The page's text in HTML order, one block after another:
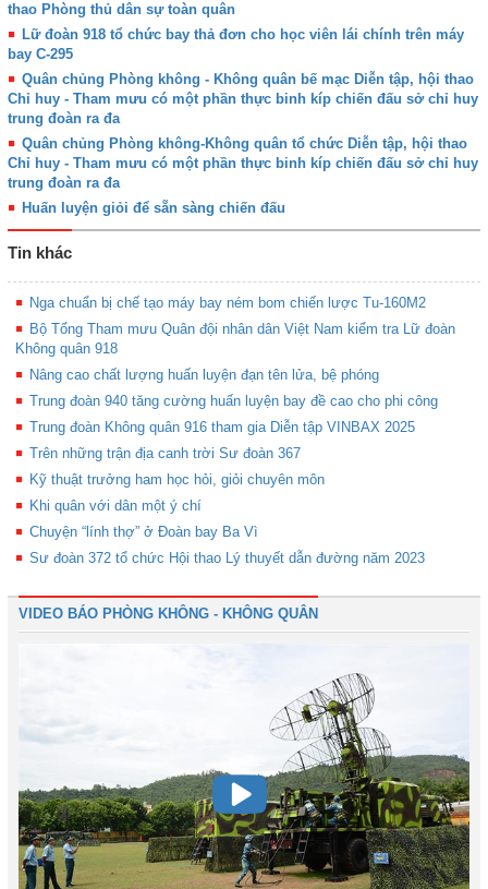
thao Phòng thủ dân sự toàn quân
Lữ đoàn 918 tổ chức bay thả đơn cho học viên lái chính trên máy
bay C-295
Quân chủng Phòng không - Không quân bế mạc Diễn tập, hội thao
Chỉ huy - Tham mưu có một phần thực binh kíp chiến đấu sở chỉ huy
trung đoàn ra đa
Quân chủng Phòng không-Không quân tổ chức Diễn tập, hội thao
Chỉ huy - Tham mưu có một phần thực binh kíp chiến đấu sở chỉ huy
trung đoàn ra đa
Huấn luyện giỏi để sẵn sàng chiến đấu
Tin khác
Nga chuẩn bị chế tạo máy bay ném bom chiến lược Tu-160M2
Bộ Tổng Tham mưu Quân đội nhân dân Việt Nam kiểm tra Lữ đoàn
Không quân 918
Nâng cao chất lượng huấn luyện đạn tên lửa, bệ phóng
Trung đoàn 940 tăng cường huấn luyện bay đề cao cho phi công
Trung đoàn Không quân 916 tham gia Diễn tập VINBAX 2025
Trên những trận địa canh trời Sư đoàn 367
Kỹ thuật trưởng ham học hỏi, giỏi chuyên môn
Khi quân với dân một ý chí
Chuyện “lính thợ” ở Đoàn bay Ba Vì
Sư đoàn 372 tổ chức Hội thao Lý thuyết dẫn đường năm 2023
VIDEO BÁO PHÒNG KHÔNG - KHÔNG QUÂN